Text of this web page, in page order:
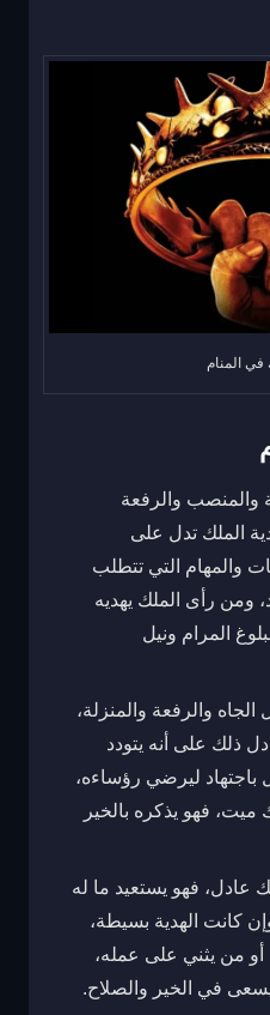
في المنام
والمنصب والرفعة
الملك تدل على
والمهام التي تتطلب
ومن رأى الملك يهديه
المرام ونيل
والرفعة والمنزلة،
ذلك على أنه يتودد
باجتهاد ليرضي رؤساءه،
فهو يذكره بالخير
فهو يستعيد ما له
كانت الهدية بسيطة،
من يثني على عمله،
يسعى في الخير والصلاح.